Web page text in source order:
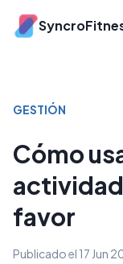
GESTIÓN
Cómo
favor
Publicado el 17 Jun